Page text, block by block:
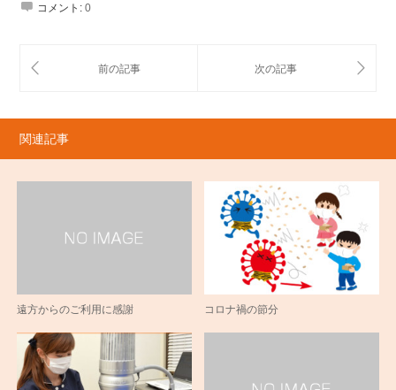
コメント: 0
関連記事
遠方からのご利用に感謝 コロナ禍の節分